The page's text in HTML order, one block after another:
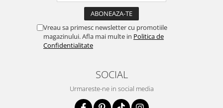
Vreau sa primesc newsletter cu promotiile
magazinului. Afla mai multe in Politica de
Confidentialitate
SOCIAL
Urmareste-ne in social media